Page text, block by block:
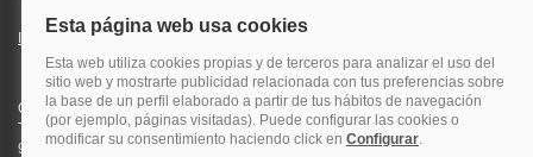
Información Legal sobre Mercados en Línea
Quehoteles.com - Especialistas en hoteles © Copyright Veturis Travel S.A.
Todos los derechos reservados. Autorización nº I-AV0000879.4 Tel: +34
915759999